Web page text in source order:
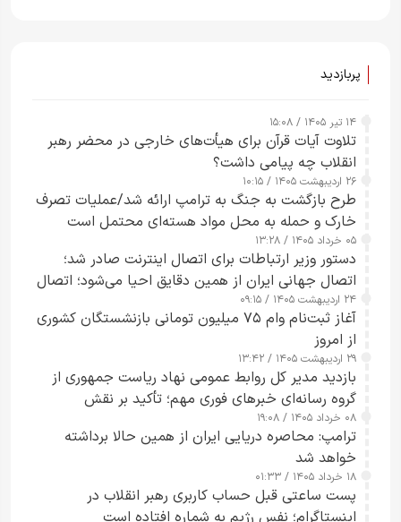
پربازدید
۱۴ تیر ۱۴۰۵ / ۱۵:۰۸
تلاوت آیات قرآن برای هیأت‌های خارجی در محضر رهبر
انقلاب چه پیامی داشت؟
۲۶ اردیبهشت ۱۴۰۵ / ۱۰:۱۵
طرح‌ بازگشت به جنگ به ترامپ ارائه شد/عملیات تصرف
خارک و حمله به محل مواد هسته‌ای محتمل است
۰۵ خرداد ۱۴۰۵ / ۱۳:۲۸
دستور وزیر ارتباطات برای اتصال اینترنت صادر شد؛
اتصال جهانی ایران از همین دقایق احیا می‌شود؛ اتصال
کامل مردم تا ۲۴ ساعت آینده
۲۴ اردیبهشت ۱۴۰۵ / ۰۹:۱۵
آغاز ثبت‌نام وام ۷۵ میلیون تومانی بازنشستگان کشوری
از امروز
۲۹ اردیبهشت ۱۴۰۵ / ۱۳:۴۲
بازدید مدیر کل روابط عمومی نهاد ریاست جمهوری از
گروه رسانه‌ای خبرهای فوری مهم؛ تأکید بر نقش
رسانه‌های هوشمند و مسئول در ارتقای آگاهی عمومی
۰۸ خرداد ۱۴۰۵ / ۱۹:۰۸
ترامپ: محاصره دریایی ایران از همین حالا برداشته
خواهد شد
۱۸ خرداد ۱۴۰۵ / ۰۱:۳۳
پست ساعتی قبل حساب کاربری رهبر انقلاب در
اینستاگرام؛ نفس رژیم به شماره افتاده است​